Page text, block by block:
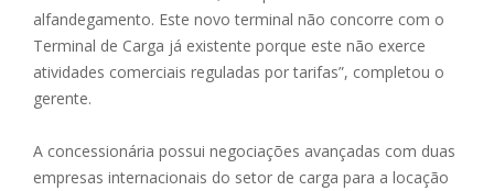
alfandegamento. Este novo terminal não concorre com o
Terminal de Carga já existente porque este não exerce
atividades comerciais reguladas por tarifas”, completou o
gerente.
A concessionária possui negociações avançadas com duas
empresas internacionais do setor de carga para a locação